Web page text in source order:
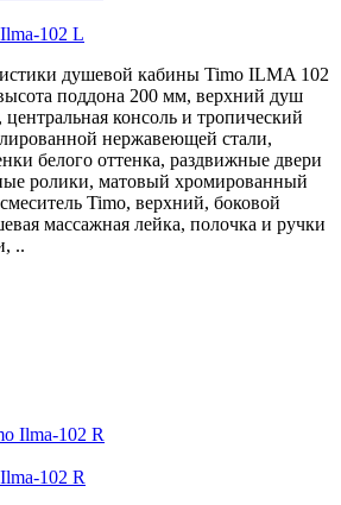
102 L
душевой кабины Timo ILMA 102
поддона 200 мм, верхний душ
консоль и тропический
нержавеющей стали,
белого оттенка, раздвижные двери
ролики, матовый хромированный
Timo, верхний, боковой
массажная лейка, полочка и ручки
..
102 R